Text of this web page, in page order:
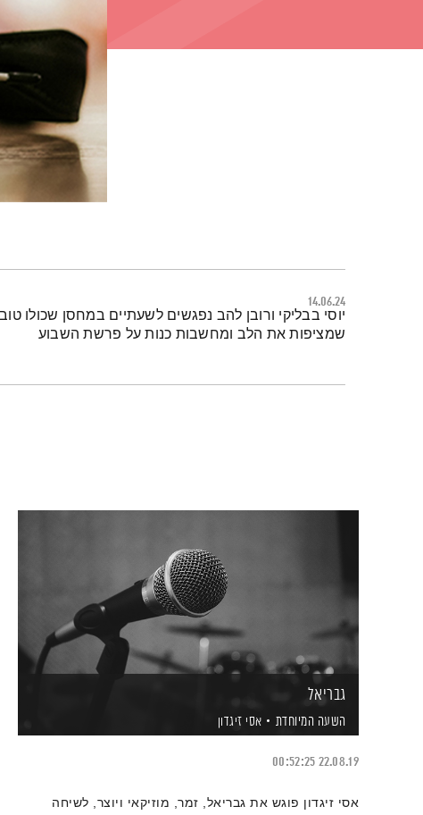
14.06.24
תמצית הפודקאסט
יוסי בבליקי ורובן להב נפגשים לשעתיים במחסן שכולו
שמציפות את הלב ומחשבות כנות על פרשת השבוע
גבריאל
השעה המיוחדת אסי זיגדון
22.08.19
00:52:25
אסי זיגדון פוגש את גבריאל, זמר, מוזיקאי ויוצר, לשיחה